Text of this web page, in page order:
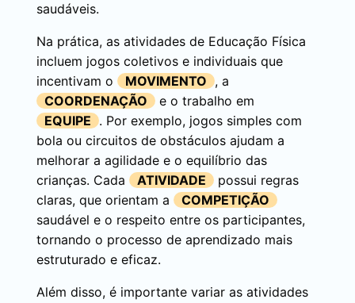
saudáveis.
Na prática, as atividades de Educação Física
incluem jogos coletivos e individuais que
incentivam o
MOVIMENTO , a
COORDENAÇÃO
e o trabalho em
EQUIPE . Por exemplo, jogos simples com
bola ou circuitos de obstáculos ajudam a
melhorar a agilidade e o equilíbrio das
crianças. Cada
ATIVIDADE
possui regras
claras, que orientam a
COMPETIÇÃO
saudável e o respeito entre os participantes,
tornando o processo de aprendizado mais
estruturado e eficaz.
Além disso, é importante variar as atividades